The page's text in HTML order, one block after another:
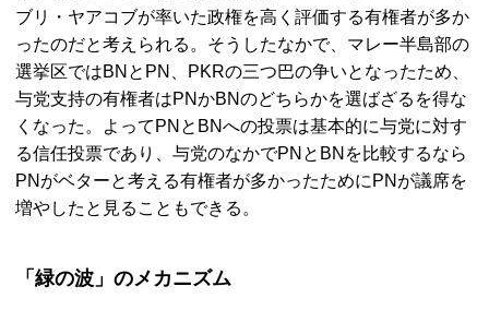
ブリ・ヤアコブが率いた政権を高く評価する有権者が多か
ったのだと考えられる。そうしたなかで、マレー半島部の
選挙区ではBN と PN、PKRの三つ巴の争いとなったため、
与党支持の有権者はPNかBNのどちらかを選ばざるを得な
くなった。よって PN と BNへの投票は基本的に与党に対す
る信任投票であり、与党のなかでPN と BN を比較するなら
PN がベターと考える有権者が多かったために PN が議席を
増やしたと見ることもできる。
「緑の波」のメカニズム